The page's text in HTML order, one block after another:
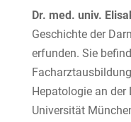
Dr. med. univ.
Geschichte der
erfunden. Sie
Hepatologie an
Universität